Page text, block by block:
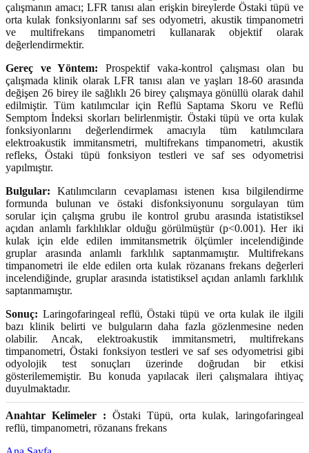
çalışmanın amacı; LFR tanısı alan erişkin bireylerde Östaki tüpü ve
orta kulak fonksiyonlarını saf ses odyometri, akustik timpanometri
ve multifrekans timpanometri kullanarak objektif olarak
değerlendirmektir.
Gereç ve Yöntem: Prospektif vaka-kontrol çalışması olan bu
çalışmada klinik olarak LFR tanısı alan ve yaşları 18-60 arasında
değişen 26 birey ile sağlıklı 26 birey çalışmaya gönüllü olarak dahil
edilmiştir. Tüm katılımcılar için Reflü Saptama Skoru ve Reflü
Semptom İndeksi skorları belirlenmiştir. Östaki tüpü ve orta kulak
fonksiyonlarını değerlendirmek amacıyla tüm katılımcılara
elektroakustik immitansmetri, multifrekans timpanometri, akustik
refleks, Östaki tüpü fonksiyon testleri ve saf ses odyometrisi
yapılmıştır.
Bulgular: Katılımcıların cevaplaması istenen kısa bilgilendirme
formunda bulunan ve östaki disfonksiyonunu sorgulayan tüm
sorular için çalışma grubu ile kontrol grubu arasında istatistiksel
açıdan anlamlı farklılıklar olduğu görülmüştür (p<0.001). Her iki
kulak için elde edilen immitansmetrik ölçümler incelendiğinde
gruplar arasında anlamlı farklılık saptanmamıştır. Multifrekans
timpanometri ile elde edilen orta kulak rözanans frekans değerleri
incelendiğinde, gruplar arasında istatistiksel açıdan anlamlı farklılık
saptanmamıştır.
Sonuç: Laringofaringeal reflü, Östaki tüpü ve orta kulak ile ilgili
bazı klinik belirti ve bulguların daha fazla gözlenmesine neden
olabilir. Ancak, elektroakustik immitansmetri, multifrekans
timpanometri, Östaki fonksiyon testleri ve saf ses odyometrisi gibi
odyolojik test sonuçları üzerinde doğrudan bir etkisi
gösterilememiştir. Bu konuda yapılacak ileri çalışmalara ihtiyaç
duyulmaktadır.
Anahtar Kelimeler : Östaki Tüpü, orta kulak, laringofaringeal
reflü, timpanometri, rözanans frekans